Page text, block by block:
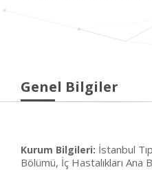
Genel Bilgiler
Kurum Bilgileri: İstanbul
Bölümü, İç Hastalıkları Ana